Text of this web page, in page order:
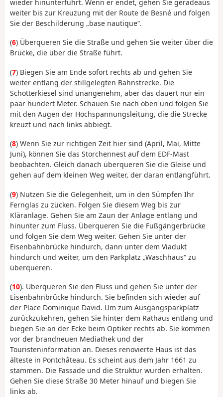
wieder hinunterführt. Wenn er endet, gehen Sie geradeaus
weiter bis zur Kreuzung mit der Route de Besné und folgen
Sie der Beschilderung „base nautique“.
(6) Überqueren Sie die Straße und gehen Sie weiter über die
Brücke, die über die Straße führt.
(7) Biegen Sie am Ende sofort rechts ab und gehen Sie
weiter entlang der stillgelegten Bahnstrecke. Die
Schotterkiesel sind unangenehm, aber das dauert nur ein
paar hundert Meter. Schauen Sie nach oben und folgen Sie
mit den Augen der Hochspannungsleitung, die die Strecke
kreuzt und nach links abbiegt.
(8) Wenn Sie zur richtigen Zeit hier sind (April, Mai, Mitte
Juni), können Sie das Storchennest auf dem EDF-Mast
beobachten. Gleich danach überqueren Sie die Gleise und
gehen auf dem kleinen Weg weiter, der daran entlangführt.
(9) Nutzen Sie die Gelegenheit, um in den Sümpfen Ihr
Fernglas zu zücken. Folgen Sie diesem Weg bis zur
Kläranlage. Gehen Sie am Zaun der Anlage entlang und
hinunter zum Fluss. Überqueren Sie die Fußgängerbrücke
und folgen Sie dem Weg weiter. Gehen Sie unter der
Eisenbahnbrücke hindurch, dann unter dem Viadukt
hindurch und weiter, um den Parkplatz „Waschhaus“ zu
überqueren.
(10). Überqueren Sie den Fluss und gehen Sie unter der
Eisenbahnbrücke hindurch. Sie befinden sich wieder auf
der Place Dominique David. Um zum Ausgangsparkplatz
zurückzukehren, gehen Sie hinter dem Rathaus entlang und
biegen Sie an der Ecke beim Optiker rechts ab. Sie kommen
vor der brandneuen Mediathek und der
Touristeninformation an. Dieses renovierte Haus ist das
älteste in Pontchâteau. Es scheint aus dem Jahr 1661 zu
stammen. Die Fassade und die Struktur wurden erhalten.
Gehen Sie diese Straße 30 Meter hinauf und biegen Sie
links ab.